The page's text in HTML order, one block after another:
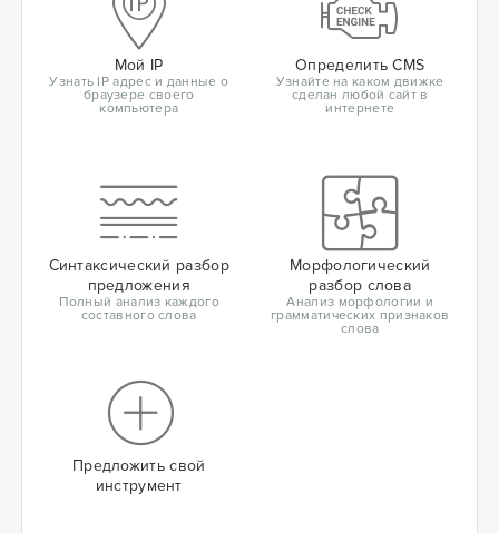
Мой IP
Узнать IP адрес и данные о
браузере своего
компьютера
Определить CMS
Узнайте на каком движке
сделан любой сайт в
интернете
Синтаксический разбор
предложения
Полный анализ каждого
составного слова
Морфологический
разбор слова
Анализ морфологии и
грамматических признаков
слова
Предложить свой
инструмент